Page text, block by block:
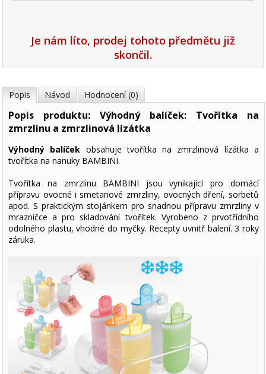
Je nám líto, prodej tohoto předmětu již
skončil.
Popis Návod Hodnocení (0)
Popis produktu: Výhodný balíček: Tvořítka na
zmrzlinu a zmrzlinová lízátka
Výhodný balíček obsahuje tvořítka na zmrzlinová lízátka a
tvořítka na nanuky BAMBINI.
Tvořítka na zmrzlinu BAMBINI jsou vynikající pro domácí
přípravu ovocné i smetanové zmrzliny, ovocných dření, sorbetů
apod. S praktickým stojánkem pro snadnou přípravu zmrzliny v
mrazničce a pro skladování tvořítek. Vyrobeno z prvotřídního
odolného plastu, vhodné do myčky. Recepty uvnitř balení. 3 roky
záruka.